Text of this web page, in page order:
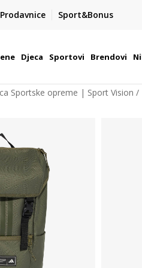
Prodavnice Sport&Bonus
NAS NA : 055/490-400
Pon-Pet od 9h - 16h
Djeca Sportovi Brendovi
Sportske opreme | Sport Vision